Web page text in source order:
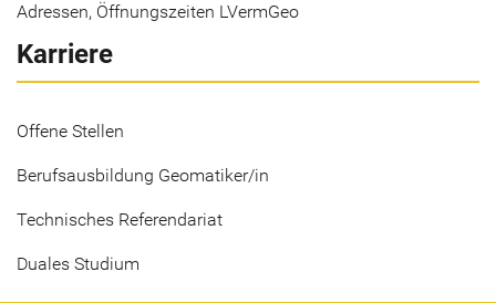
Adressen, Öffnungszeiten LVermGeo
Karriere
Offene Stellen
Berufsausbildung Geomatiker/in
Technisches Referendariat
Duales Studium